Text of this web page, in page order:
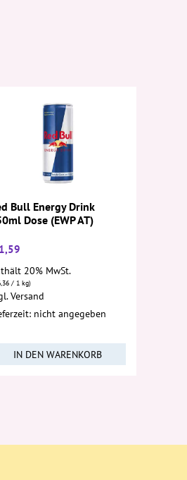
Bull Energy Drink
Dose (EWP AT)
1,59
20% MwSt.
/ 1 kg)
Versand
nicht angegeben
IN DEN WARENKORB